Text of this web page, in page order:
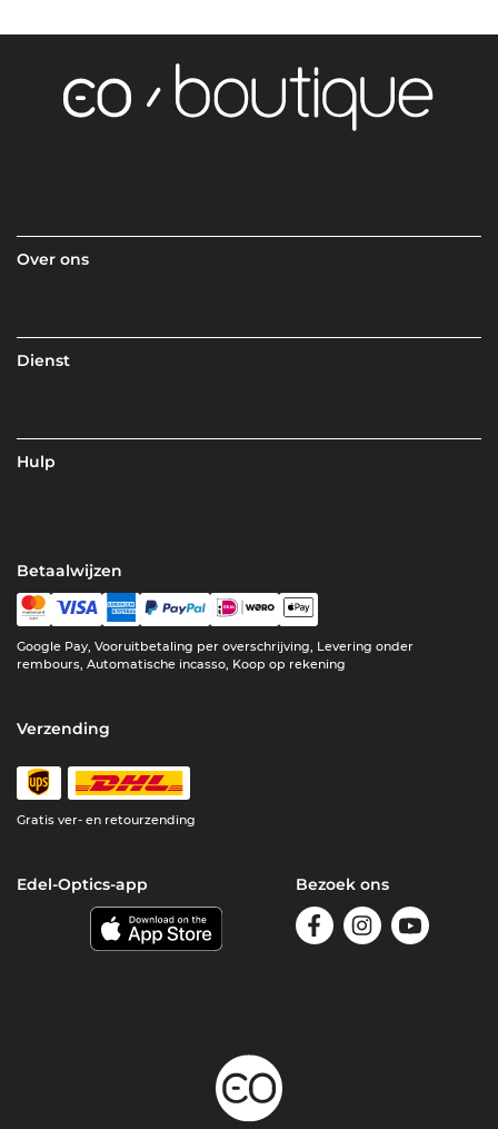
Over ons
Dienst
Hulp
Betaalwijzen
Google Pay, Vooruitbetaling per overschrijving, Levering onder
rembours, Automatische incasso, Koop op rekening
Verzending
Gratis ver- en retourzending
Edel-Optics-app Bezoek ons